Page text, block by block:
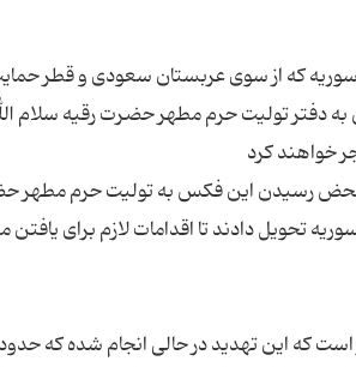
که از سوی عربستان سعودی و قطر
به دفتر تولیت حرم مطهر حضرت رقیه سلام
رسیدن این فکس به تولیت حرم مطهر حضرت
است که این تهدید در حالی انجام شده